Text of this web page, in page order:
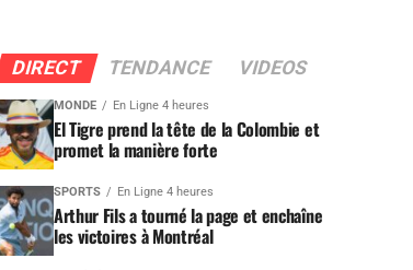
DIRECT TENDANCE VIDEOS
MONDE En Ligne 4 heures
El Tigre prend la tête de la Colombie et
promet la manière forte
SPORTS En Ligne 4 heures
Arthur Fils a tourné la page et enchaîne
les victoires à Montréal